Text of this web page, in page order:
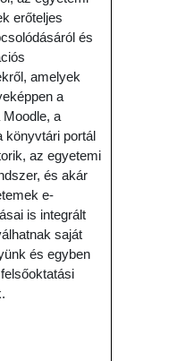
erőteljes
és
amelyek
a
Moodle, a
könyvtári portál
az egyetemi
és akár
e-
is integrált
saját
és egyben